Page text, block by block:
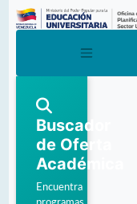
Buscador
de Oferta
Académica
Encuentra